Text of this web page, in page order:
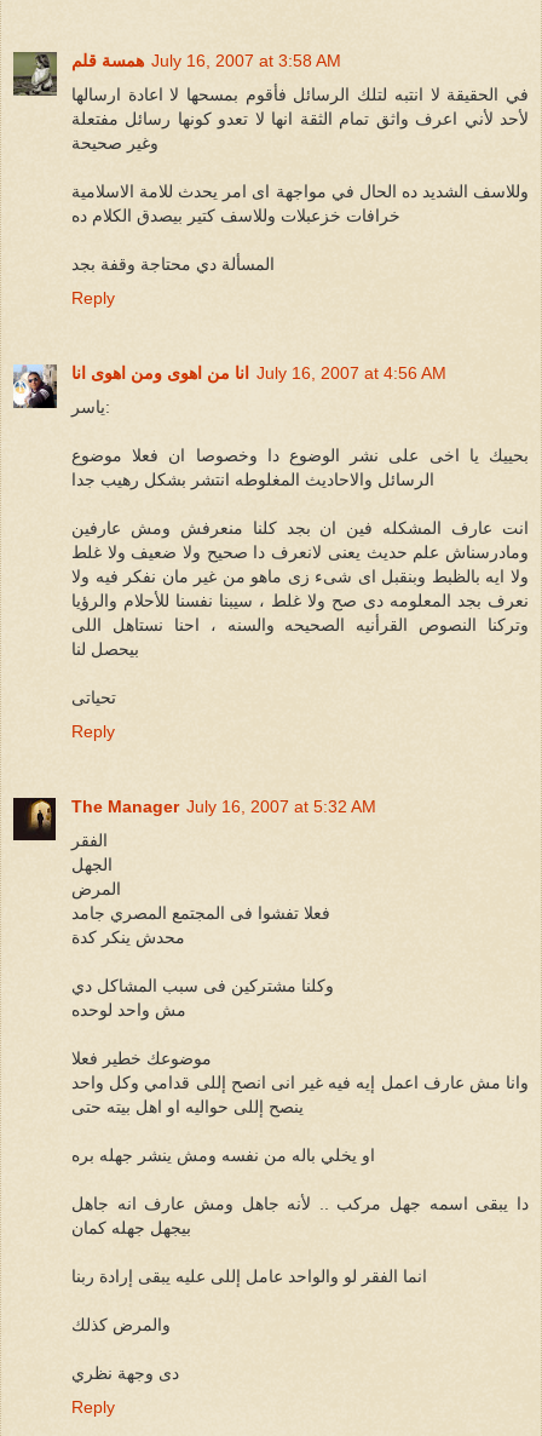
همسة قلم July 16, 2007 at 3:58 AM
في الحقيقة لا انتبه لتلك الرسائل فأقوم بمسحها لا اعادة ارسالها
لأحد لأني اعرف واثق تمام الثقة انها لا تعدو كونها رسائل مفتعلة
وغير صحيحة
وللاسف الشديد ده الحال في مواجهة اى امر يحدث للامة الاسلامية
خرافات خزعبلات وللاسف كتير بيصدق الكلام ده
المسألة دي محتاجة وقفة بجد
Reply
انا من اهوى ومن اهوى انا
July 16, 2007 at 4:56 AM
ياسر:
بحييك يا اخى على نشر الوضوع دا وخصوصا ان فعلا موضوع
الرسائل والاحاديث المغلوطه انتشر بشكل رهيب جدا
انت عارف المشكله فين ان بجد كلنا منعرفش ومش عارفين
ومادرسناش علم حديث يعنى لانعرف دا صحيح ولا ضعيف ولا غلط
ولا ايه بالظبط وبنقبل اى شىء زى ماهو من غير مان نفكر فيه ولا
نعرف بجد المعلومه دى صح ولا غلط ، سيبنا نفسنا للأحلام والرؤيا
وتركنا النصوص القرأنيه الصحيحه والسنه ، احنا نستاهل اللى
بيحصل لنا
تحياتى
Reply
The Manager July 16, 2007 at 5:32 AM
الفقر
الجهل
المرض
فعلا تفشوا فى المجتمع المصري جامد
محدش ينكر كدة
وكلنا مشتركين فى سبب المشاكل دي
مش واحد لوحده
موضوعك خطير فعلا
وانا مش عارف اعمل إيه فيه غير انى انصح إللى قدامي وكل واحد
ينصح إللى حواليه او اهل بيته حتى
او يخلي باله من نفسه ومش ينشر جهله بره
دا يبقى اسمه جهل مركب .. لأنه جاهل ومش عارف انه جاهل
بيجهل جهله كمان
انما الفقر لو والواحد عامل إللى عليه يبقى إرادة ربنا
والمرض كذلك
دى وجهة نظري
Reply